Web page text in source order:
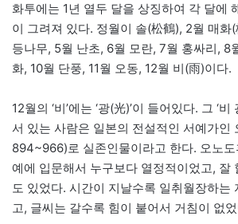
화투에는 1년 열두 달을 상징하여 각 달에
이 그려져 있다. 정월이 솔(松鶴), 2월 매화
등나무, 5월 난초, 6월 모란, 7월 홍싸리, 8
화, 10월 단풍, 11월 오동, 12월 비(雨)이다.
12월의 ‘비’에는 ‘광(光)’이 들어있다. 그 ‘
서 있는 사람은 일본의 전설적인 서예가인
894~966)로 실존인물이라고 한다. 오노도
예에 입문해서 누구보다 열정적이었고, 잘
도 있었다. 시간이 지날수록 일취월장하는
고, 글씨는 갈수록 힘이 붙어서 거침이 없